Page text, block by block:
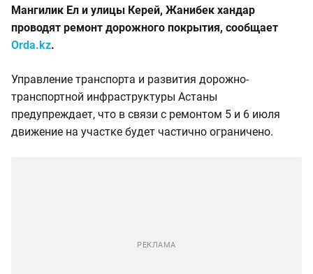
Мангилик Ел и улицы Керей, Жанибек хандар
проводят ремонт дорожного покрытия, сообщает
Orda.kz.
Управление транспорта и развития дорожно-
транспортной инфраструктуры Астаны
предупреждает, что в связи с ремонтом 5 и 6 июля
движение на участке будет частично ограничено.